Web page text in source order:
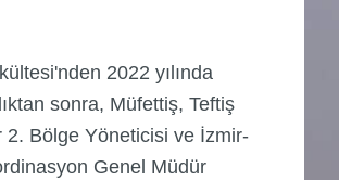
2022 yılında
sonra, Müfettiş, Teftiş
2. Bölge Yöneticisi ve İzmir-
Genel Müdür